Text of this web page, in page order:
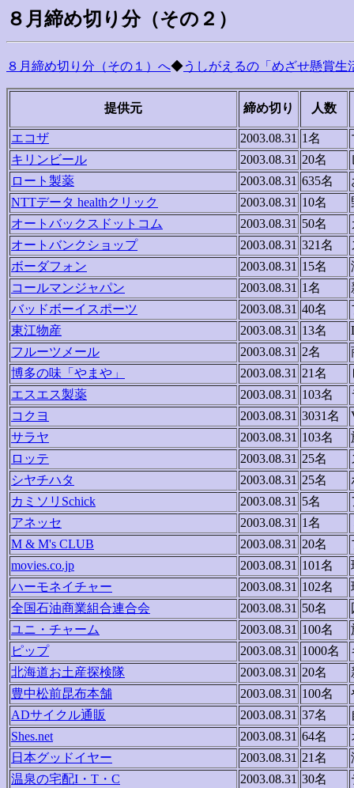
８月締め切り分（その２）
８月締め切り分（その１）へ◆うしがえるの「めざせ懸賞生
提供元 締め切り 人数
エコザ 2003.08.31 1名
キリンビール
2003.08.31 20名
ロート製薬
2003.08.31 635名
NTTデータ healthクリック
2003.08.31 10名
オートバックスドットコム
2003.08.31 50名
オートバンクショップ
2003.08.31 321名
ボーダフォン
2003.08.31 15名
コールマンジャパン
2003.08.31 1名
バッドボーイスポーツ
2003.08.31 40名
東江物産
2003.08.31 13名
フルーツメール
2003.08.31 2名
博多の味「やまや」
2003.08.31 21名
エスエス製薬
2003.08.31 103名
コクヨ
2003.08.31 3031名
サラヤ
2003.08.31 103名
ロッテ
2003.08.31 25名
シヤチハタ
2003.08.31 25名
カミソリSchick
2003.08.31 5名
アネッセ
2003.08.31 1名
M & M's CLUB
2003.08.31 20名
movies.co.jp
2003.08.31 101名
ハーモネイチャー
2003.08.31 102名
全国石油商業組合連合会
2003.08.31 50名
ユニ・チャーム
2003.08.31 100名
ピップ
2003.08.31 1000名
北海道お土産探検隊
2003.08.31 20名
豊中松前昆布本舗
2003.08.31 100名
ADサイクル通販
2003.08.31 37名
Shes.net
2003.08.31 64名
日本グッドイヤー
2003.08.31 21名
温泉の宅配I・T・C
2003.08.31 30名